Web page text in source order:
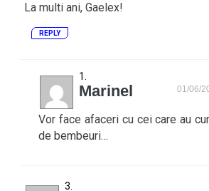
La multi ani, Gaelex!
REPLY
Marinel 01/06/
Vor face afaceri cu cei care au
de bembeuri…